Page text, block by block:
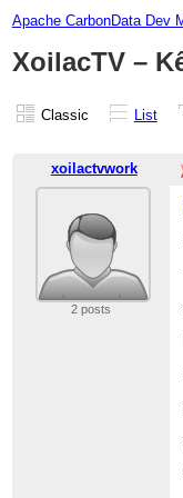
Apache CarbonData Dev
XoilacTV –
Classic List
xoilactvwork
2 posts